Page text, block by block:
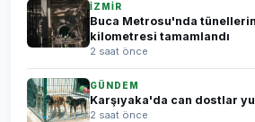
İZMİR
Buca Metrosu'nda
kilometresi tamamlandı
2 saat önce
GÜNDEM
Karşıyaka'da can dostlar
2 saat önce